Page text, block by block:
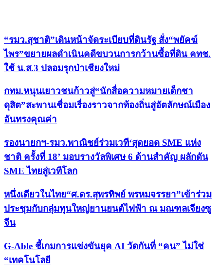
“รมว.สุชาติ”เดินหน้าจัดระเบียบที่ดินรัฐ สั่ง“พยัคฆ์
ไพร”ขยายผลดำเนินคดีขบวนการกว้านซื้อที่ดิน คทช.
ใช้ น.ส.3 ปลอมรุกป่าเชียงใหม่
กทม.หนุนเยาวชนก้าวสู่“นักสื่อความหมายเด็กชา
ดุสิต”สะพานเชื่อมเรื่องราวจากท้องถิ่นสู่อัตลักษณ์เมือง
อันทรงคุณค่า
รองนายกฯ-รมว.พาณิชย์ร่วมเวที‘สุดยอด SME แห่ง
ชาติ ครั้งที่ 18’ มอบรางวัลพิเศษ 6 ด้านสำคัญ ผลักดัน
SME ไทยสู่เวทีโลก
หนึ่งเดียวในไทย“ศ.ดร.สุพรทิพย์ พรหมจรรยา”เข้าร่วม
ประชุมกับกลุ่มทุนใหญ่ยานยนต์ไฟฟ้า ณ มณฑลเจียงซู
จีน
G-Able ชี้เกมการแข่งขันยุค AI วัดกันที่ “คน” ไม่ใช่
“เทคโนโลยี